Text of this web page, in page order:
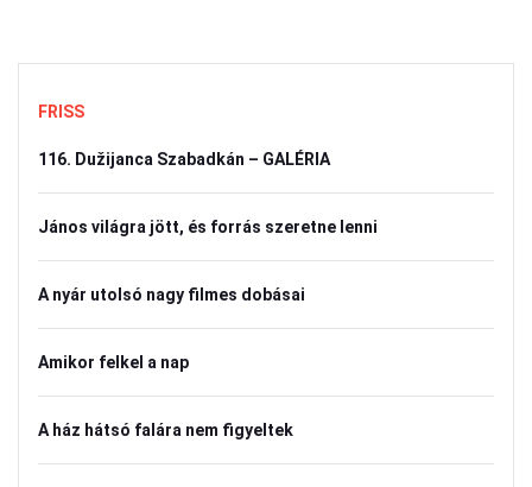
FRISS
116. Dužijanca Szabadkán – GALÉRIA
János világra jött, és forrás szeretne lenni
A nyár utolsó nagy filmes dobásai
Amikor felkel a nap
A ház hátsó falára nem figyeltek